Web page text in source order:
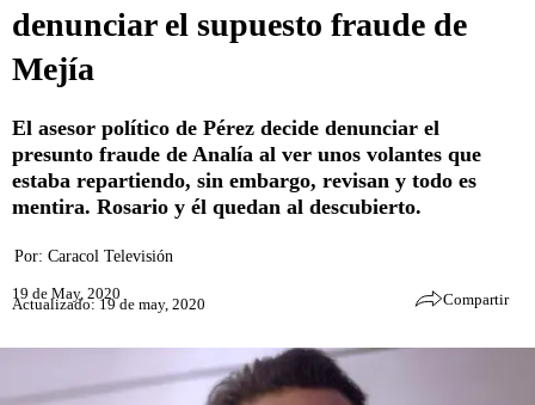
denunciar el supuesto fraude de
Mejía
El asesor político de Pérez decide denunciar el
presunto fraude de Analía al ver unos volantes que
estaba repartiendo, sin embargo, revisan y todo es
mentira. Rosario y él quedan al descubierto.
Por: Caracol Televisión
19 de May, 2020
Actualizado: 19 de may, 2020 Compartir